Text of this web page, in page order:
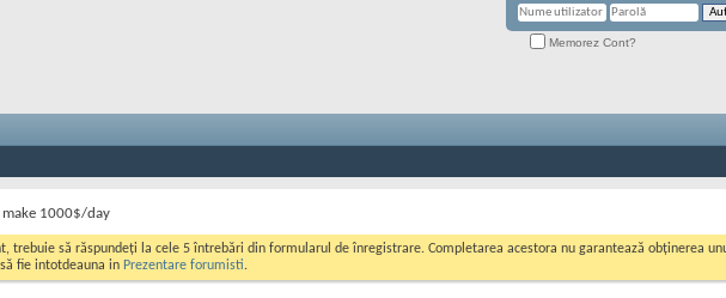
Memorez Cont?
1000$/day
trebuie să răspundeți la cele 5 întrebări din formularul de înregistrare. Completarea acestora nu garantează obținerea
fie intotdeauna in Prezentare forumisti.